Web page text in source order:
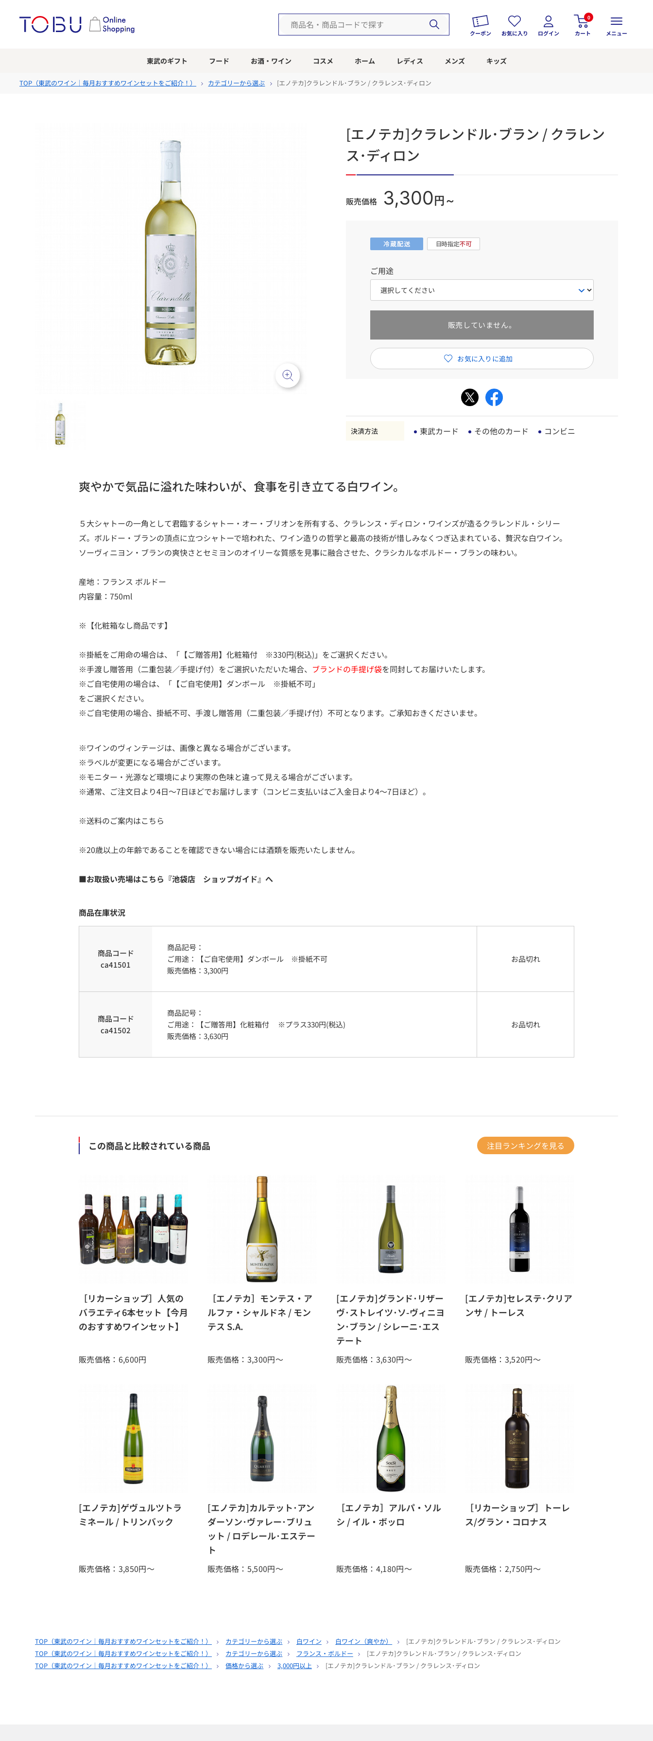
クーポン お気に入り ログイン
0
カート メニュー
東武のギフト フード お酒・ワイン コスメ ホーム レディス メンズ キッズ
TOP（東武のワイン｜毎月おすすめワインセットをご紹介！ ） カテゴリーから選ぶ [エノテカ]クラレンドル･ブラン / クラレンス･ディロン
[エノテカ]クラレンドル･ブラン / クラレン
ス･ディロン
販売価格 3,300円～
ご用途
販売していません。
決済方法 東武カード その他のカード コンビニ
爽やかで気品に溢れた味わいが、食事を引き立てる白ワイン。
５大シャトーの一角として君臨するシャトー・オー・ブリオンを所有する、クラレンス・ディロン・ワインズが造るクラレンドル・シリー
ズ。ボルドー・ブランの頂点に立つシャトーで培われた、ワイン造りの哲学と最高の技術が惜しみなくつぎ込まれている、贅沢な白ワイン。
ソーヴィニヨン・ブランの爽快さとセミヨンのオイリーな質感を見事に融合させた、クラシカルなボルドー・ブランの味わい。
産地：フランス ボルドー
内容量：750ml
※【化粧箱なし商品です】
※掛紙をご用命の場合は、「【ご贈答用】化粧箱付 ※330円(税込)」をご選択ください。
※手渡し贈答用（二重包装／手提げ付）をご選択いただいた場合、 ブランドの手提げ袋を同封してお届けいたします。
※ご自宅使用の場合は、「【ご自宅使用】ダンボール ※掛紙不可」
をご選択ください。
※ご自宅使用の場合、掛紙不可、手渡し贈答用（二重包装／手提げ付）不可となります。ご承知おきくださいませ。
※ワインのヴィンテージは、画像と異なる場合がございます。
※ラベルが変更になる場合がございます。
※モニター・光源など環境により実際の色味と違って見える場合がございます。
※通常、ご注文日より4日～7日ほどでお届けします（コンビニ支払いはご入金日より4～7日ほど）。
※送料のご案内はこちら
※20歳以上の年齢であることを確認できない場合には酒類を販売いたしません。
■お取扱い売場はこちら『池袋店 ショップガイド』へ
商品在庫状況
商品コード
ca41501
商品記号：
ご用途 ：
【ご自宅使用】ダンボール ※掛紙不可
販売価格： 3,300円
お品切れ
商品コード
ca41502
商品記号：
ご用途 ：
【ご贈答用】化粧箱付 ※プラス330円(税込)
販売価格： 3,630円
お品切れ
この商品と比較されている商品 注目ランキングを見る
［リカーショップ］人気の
バラエティ6本セット【今月
のおすすめワインセット】
販売価格：6,600円
［エノテカ］モンテス・ア
ルファ・シャルドネ / モン
テス S.A.
販売価格：3,300円～
[エノテカ]グランド･リザー
ヴ･ストレイツ･ソ-ヴィニヨ
ン･ブラン / シレーニ･エス
テート
販売価格：3,630円～
[エノテカ]セレステ･クリア
ンサ / トーレス
販売価格：3,520円～
[エノテカ]ゲヴュルツトラ
ミネール / トリンバック
販売価格：3,850円～
[エノテカ]カルテット･アン
ダーソン･ヴァレー･ブリュ
ット / ロデレール･エステー
ト
販売価格：5,500円～
［エノテカ］アルパ・ソル
シ / イル・ボッロ
販売価格：4,180円～
［リカーショップ］トーレ
ス/グラン・コロナス
販売価格：2,750円～
TOP（東武のワイン｜毎月おすすめワインセットをご紹介！ ） カテゴリーから選ぶ 白ワイン 白ワイン（爽やか）
[エノテカ]クラレンドル･ブラン / クラレンス･ディロン
TOP（東武のワイン｜毎月おすすめワインセットをご紹介！ ） カテゴリーから選ぶ フランス・ボルドー
[エノテカ]クラレンドル･ブラン / クラレンス･ディロン
TOP（東武のワイン｜毎月おすすめワインセットをご紹介！ ） 価格から選ぶ 3,000円以上 [エノテカ]クラレンドル･ブラン / クラレンス･ディロン